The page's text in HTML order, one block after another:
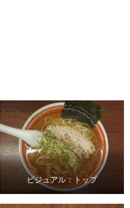
ビジュアル：トップ